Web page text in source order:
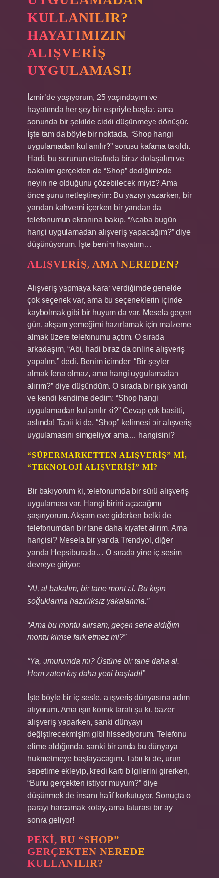
KULLANILIR?
HAYATIMIZIN
ALIŞVERIŞ
UYGULAMASI!
İzmir’de yaşıyorum, 25 yaşındayım ve
hayatımda her şey bir espriyle başlar, ama
sonunda bir şekilde ciddi düşünmeye dönüşür.
İşte tam da böyle bir noktada, “Shop hangi
uygulamadan kullanılır?” sorusu kafama takıldı.
Hadi, bu sorunun etrafında biraz dolaşalım ve
bakalım gerçekten de “Shop” dediğimizde
neyin ne olduğunu çözebilecek miyiz? Ama
önce şunu netleştireyim: Bu yazıyı yazarken, bir
yandan kahvemi içerken bir yandan da
telefonumun ekranına bakıp, “Acaba bugün
hangi uygulamadan alışveriş yapacağım?” diye
düşünüyorum. İşte benim hayatım…
ALIŞVERIŞ, AMA NEREDEN?
Alışveriş yapmaya karar verdiğimde genelde
çok seçenek var, ama bu seçeneklerin içinde
kaybolmak gibi bir huyum da var. Mesela geçen
gün, akşam yemeğimi hazırlamak için malzeme
almak üzere telefonumu açtım. O sırada
arkadaşım, “Abi, hadi biraz da online alışveriş
yapalım,” dedi. Benim içimden “Bir şeyler
almak fena olmaz, ama hangi uygulamadan
alırım?” diye düşündüm. O sırada bir ışık yandı
ve kendi kendime dedim: “Shop hangi
uygulamadan kullanılır ki?” Cevap çok basitti,
aslında! Tabii ki de, “Shop” kelimesi bir alışveriş
uygulamasını simgeliyor ama… hangisini?
“SÜPERMARKETTEN ALIŞVERIŞ” MI,
“TEKNOLOJI ALIŞVERIŞI” MI?
Bir bakıyorum ki, telefonumda bir sürü alışveriş
uygulaması var. Hangi birini açacağımı
şaşırıyorum. Akşam eve giderken belki de
telefonumdan bir tane daha kıyafet alırım. Ama
hangisi? Mesela bir yanda Trendyol, diğer
yanda Hepsiburada… O sırada yine iç sesim
devreye giriyor:
“Al, al bakalım, bir tane mont al. Bu kışın
soğuklarına hazırlıksız yakalanma.”
“Ama bu montu alırsam, geçen sene aldığım
montu kimse fark etmez mi?”
“Ya, umurumda mı? Üstüne bir tane daha al.
Hem zaten kış daha yeni başladı!”
İşte böyle bir iç sesle, alışveriş dünyasına adım
atıyorum. Ama işin komik tarafı şu ki, bazen
alışveriş yaparken, sanki dünyayı
değiştirecekmişim gibi hissediyorum. Telefonu
elime aldığımda, sanki bir anda bu dünyaya
hükmetmeye başlayacağım. Tabii ki de, ürün
sepetime ekleyip, kredi kartı bilgilerini girerken,
“Bunu gerçekten istiyor muyum?” diye
düşünmek de insanı hafif korkutuyor. Sonuçta o
parayı harcamak kolay, ama faturası bir ay
sonra geliyor!
PEKI, BU “SHOP”
GERÇEKTEN NEREDE
KULLANILIR?